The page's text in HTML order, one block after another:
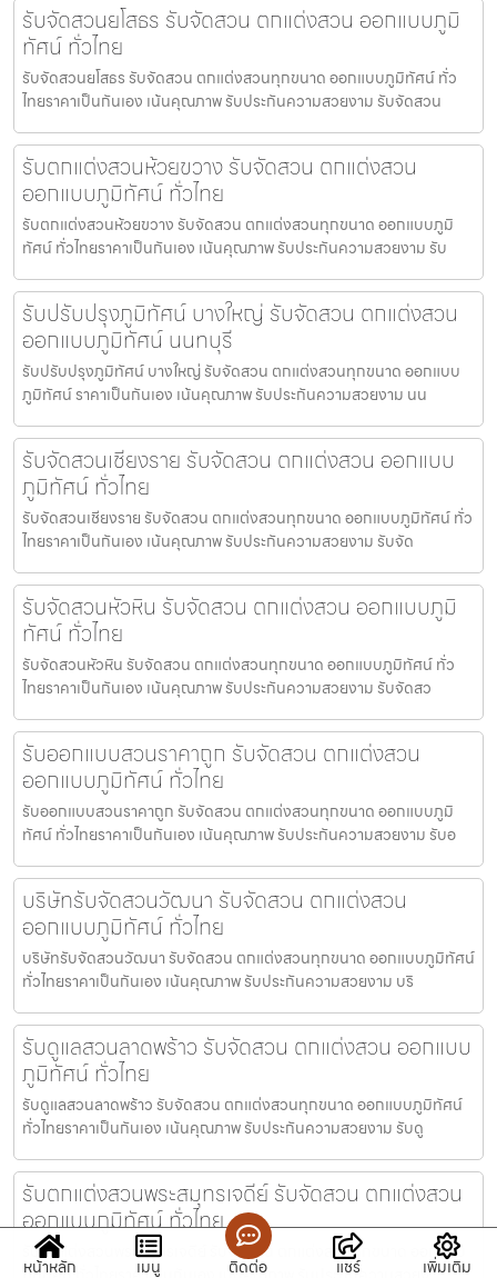
รับจัดสวนยโสธร รับจัดสวน ตกแต่งสวน ออกแบบภูมิ
ทัศน์ ทั่วไทย
รับจัดสวนยโสธร รับจัดสวน ตกแต่งสวนทุกขนาด ออกแบบภูมิทัศน์ ทั่ว
ไทยราคาเป็นกันเอง เน้นคุณภาพ รับประกันความสวยงาม รับจัดสวน
รับตกแต่งสวนห้วยขวาง รับจัดสวน ตกแต่งสวน
ออกแบบภูมิทัศน์ ทั่วไทย
รับตกแต่งสวนห้วยขวาง รับจัดสวน ตกแต่งสวนทุกขนาด ออกแบบภูมิ
ทัศน์ ทั่วไทยราคาเป็นกันเอง เน้นคุณภาพ รับประกันความสวยงาม รับ
รับปรับปรุงภูมิทัศน์ บางใหญ่ รับจัดสวน ตกแต่งสวน
ออกแบบภูมิทัศน์ นนทบุรี
รับปรับปรุงภูมิทัศน์ บางใหญ่ รับจัดสวน ตกแต่งสวนทุกขนาด ออกแบบ
ภูมิทัศน์ ราคาเป็นกันเอง เน้นคุณภาพ รับประกันความสวยงาม นน
รับจัดสวนเชียงราย รับจัดสวน ตกแต่งสวน ออกแบบ
ภูมิทัศน์ ทั่วไทย
รับจัดสวนเชียงราย รับจัดสวน ตกแต่งสวนทุกขนาด ออกแบบภูมิทัศน์ ทั่ว
ไทยราคาเป็นกันเอง เน้นคุณภาพ รับประกันความสวยงาม รับจัด
รับจัดสวนหัวหิน รับจัดสวน ตกแต่งสวน ออกแบบภูมิ
ทัศน์ ทั่วไทย
รับจัดสวนหัวหิน รับจัดสวน ตกแต่งสวนทุกขนาด ออกแบบภูมิทัศน์ ทั่ว
ไทยราคาเป็นกันเอง เน้นคุณภาพ รับประกันความสวยงาม รับจัดสว
รับออกแบบสวนราคาถูก รับจัดสวน ตกแต่งสวน
ออกแบบภูมิทัศน์ ทั่วไทย
รับออกแบบสวนราคาถูก รับจัดสวน ตกแต่งสวนทุกขนาด ออกแบบภูมิ
ทัศน์ ทั่วไทยราคาเป็นกันเอง เน้นคุณภาพ รับประกันความสวยงาม รับอ
บริษัทรับจัดสวนวัฒนา รับจัดสวน ตกแต่งสวน
ออกแบบภูมิทัศน์ ทั่วไทย
บริษัทรับจัดสวนวัฒนา รับจัดสวน ตกแต่งสวนทุกขนาด ออกแบบภูมิทัศน์
ทั่วไทยราคาเป็นกันเอง เน้นคุณภาพ รับประกันความสวยงาม บริ
รับดูแลสวนลาดพร้าว รับจัดสวน ตกแต่งสวน ออกแบบ
ภูมิทัศน์ ทั่วไทย
รับดูแลสวนลาดพร้าว รับจัดสวน ตกแต่งสวนทุกขนาด ออกแบบภูมิทัศน์
ทั่วไทยราคาเป็นกันเอง เน้นคุณภาพ รับประกันความสวยงาม รับดู
รับตกแต่งสวนพระสมุทรเจดีย์ รับจัดสวน ตกแต่งสวน
ออกแบบภูมิทัศน์ ทั่วไทย
รับตกแต่งสวนพระสมุทรเจดีย์ รับจัดสวน ตกแต่งสวนทุกขนาด ออกแบบ
หน้าหลัก เมนู ติดต่อ แชร์ เพิ่มเติม